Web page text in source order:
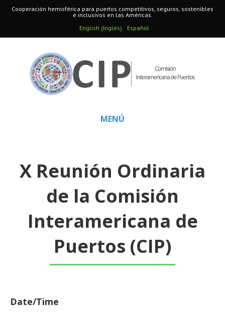
Cooperación hemisférica para puertos competitivos, seguros, sostenibles
e inclusivos en las Américas.
English (Inglés) Español
MENÚ
X Reunión Ordinaria
de la Comisión
Interamericana de
Puertos (CIP)
Date/Time